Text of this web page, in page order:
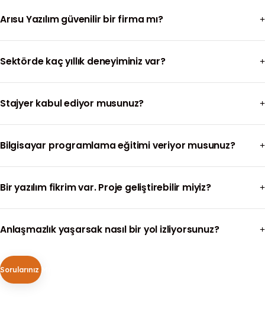
Arısu Yazılım güvenilir bir firma mı?
Sektörde kaç yıllık deneyiminiz var?
Stajyer kabul ediyor musunuz?
Bilgisayar programlama eğitimi veriyor musunuz?
Bir yazılım fikrim var. Proje geliştirebilir miyiz?
Anlaşmazlık yaşarsak nasıl bir yol izliyorsunuz?
Sorularınız Mı Var?